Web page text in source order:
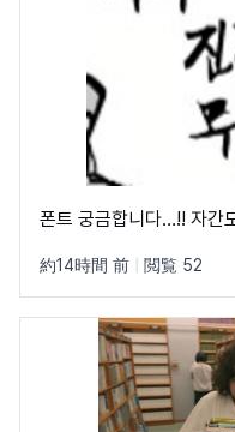
폰트 궁금합니다…!! 자간
約14時間 前 閲覧 52